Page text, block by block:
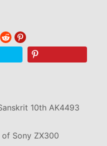
10th AK4493
Sony ZX300